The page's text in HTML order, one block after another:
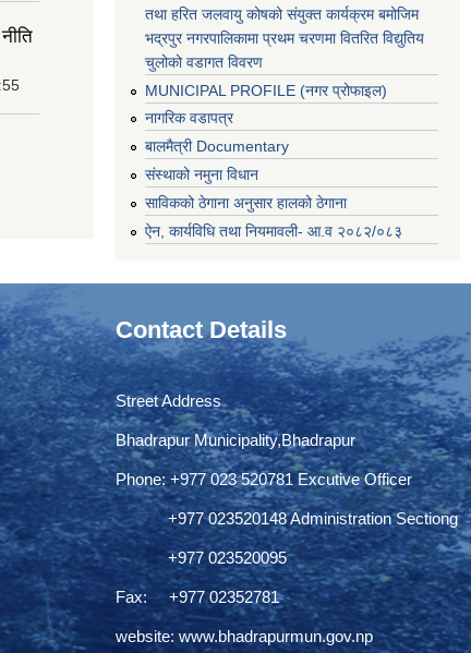
तथा हरित जलवायु कोषको संयुक्त कार्यक्रम बमोजिम
भद्रपुर नगरपालिकामा प्रथम चरणमा वितरित विद्युतिय
चुलोको वडागत विवरण
MUNICIPAL PROFILE (नगर प्रोफाइल)
नागरिक वडापत्र
बालमैत्री Documentary
संस्थाको नमुना विधान
साविकको ठेगाना अनुसार हालको ठेगाना
ऐन, कार्यविधि तथा नियमावली- आ.व २०८२/०८३
Contact Details
Street Address
Bhadrapur Municipality,Bhadrapur
Phone: ‌+977 023 520781 Excutive Officer
+977 023520148 Administration Sectiong
+977 023520095
Fax: +977 02352781
website: www.bhadrapurmun.gov.np